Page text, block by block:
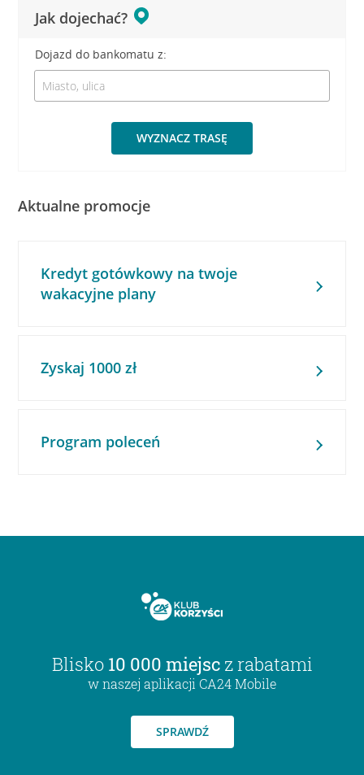
Jak dojechać?
Dojazd do bankomatu z:
WYZNACZ TRASĘ
Aktualne promocje
Kredyt gotówkowy na twoje
wakacyjne plany
Zyskaj 1000 zł
Program poleceń
Blisko 10 000 miejsc z rabatami
w naszej aplikacji CA24 Mobile
SPRAWDŹ